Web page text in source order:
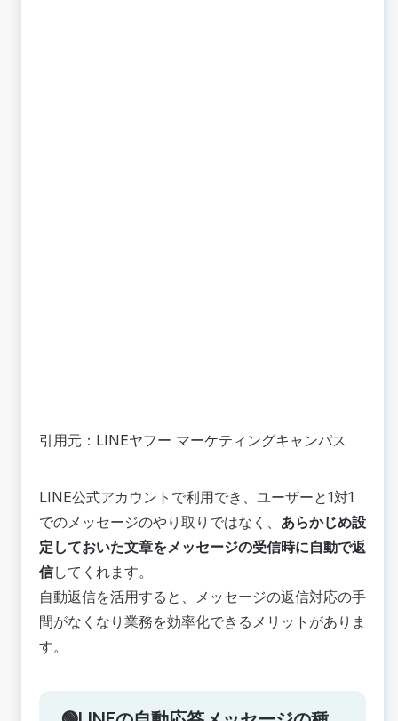
引用元： LINEヤフー マーケティングキャンパス
LINE公式アカウントで利用でき、ユーザーと1対1
でのメッセージのやり取りではなく、 あらかじめ設
定しておいた文章をメッセージの受信時に自動で返
信してくれます。
自動返信を活用すると、メッセージの返信対応の手
間がなくなり業務を効率化できるメリットがありま
す。